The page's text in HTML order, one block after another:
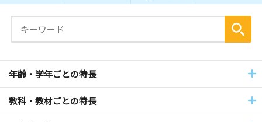
年齢・学年ごとの特長
教科・教材ごとの特長